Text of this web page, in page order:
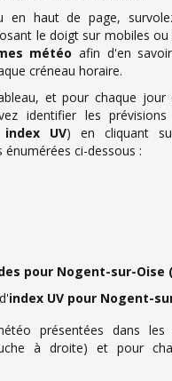
en haut de page,
le doigt sur mobiles
météo afin d'en
créneau horaire.
et pour chaque jour
identifier les prévisions
index UV) en cliquant
ci-dessous :
pour Nogent-sur-Oise
index UV pour Nogent-
présentées dans les
à droite) et pour